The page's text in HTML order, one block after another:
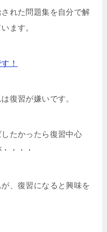
れた問題集を自分で解
ます。
！
復習が嫌いです。
たかったら復習中心
・・・
、復習になると興味を